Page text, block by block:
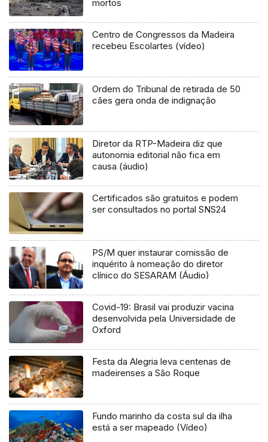
mortos
Centro de Congressos da Madeira
recebeu Escolartes (vídeo)
Ordem do Tribunal de retirada de 50
cães gera onda de indignação
Diretor da RTP-Madeira diz que
autonomia editorial não fica em
causa (áudio)
Certificados são gratuitos e podem
ser consultados no portal SNS24
PS/M quer instaurar comissão de
inquérito à nomeação do diretor
clínico do SESARAM (Áudio)
Covid-19: Brasil vai produzir vacina
desenvolvida pela Universidade de
Oxford
Festa da Alegria leva centenas de
madeirenses a São Roque
Fundo marinho da costa sul da ilha
está a ser mapeado (Vídeo)